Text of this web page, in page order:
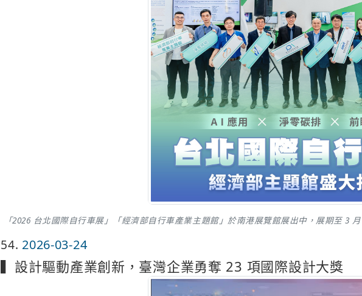
「2026 台北國際自行車展」「經濟部自行車產業主題館」於南港展覽館展出中，展期至 3
54 2026-03-24
▍設計驅動產業創新，臺灣企業勇奪 23 項國際設計大獎